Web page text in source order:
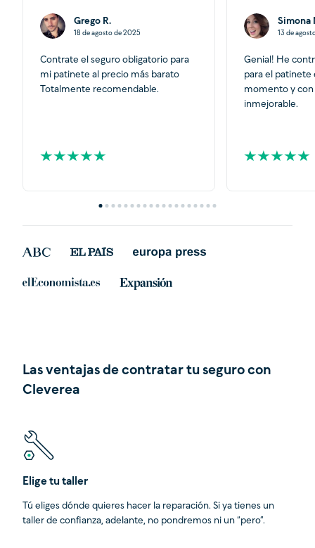
Grego R.
18 de agosto de 2025
Contrate el seguro obligatorio para
mi patinete al precio más barato
Totalmente recomendable.
Simona
13 de
Genial! He
para el
momento y
inmejorable.
Las ventajas de contratar tu seguro con
Cleverea
Elige tu taller
Tú eliges dónde quieres hacer la reparación. Si ya tienes un
taller de confianza, adelante, no pondremos ni un “pero”.